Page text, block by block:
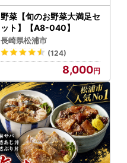
野菜【旬のお野菜大満足セ
ット】【A8-040】
長崎県松浦市
(124)
8,000